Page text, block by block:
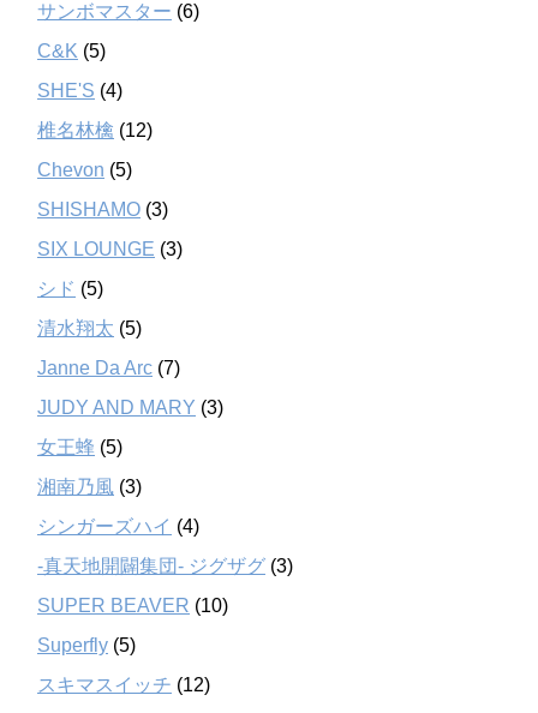
サンボマスター (6)
C&K (5)
SHE'S (4)
椎名林檎 (12)
Chevon (5)
SHISHAMO (3)
SIX LOUNGE (3)
シド (5)
清水翔太 (5)
Janne Da Arc (7)
JUDY AND MARY (3)
女王蜂 (5)
湘南乃風 (3)
シンガーズハイ (4)
-真天地開闢集団- ジグザグ (3)
SUPER BEAVER (10)
Superfly (5)
スキマスイッチ (12)